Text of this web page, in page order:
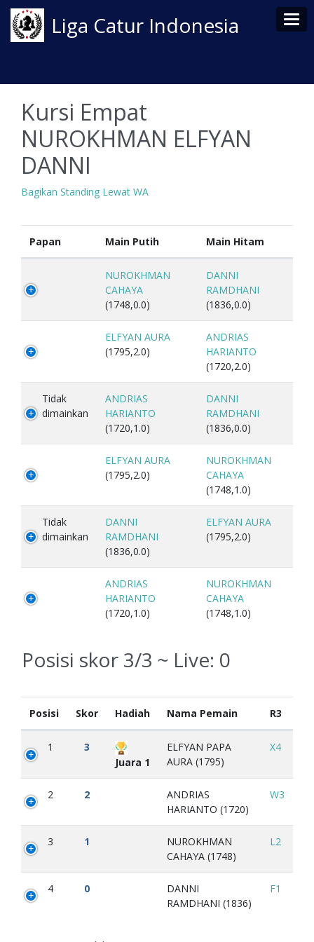
Liga Catur Indonesia
Kursi Empat
NUROKHMAN ELFYAN
DANNI
Bagikan Standing Lewat WA
Papan Main Putih Main Hitam
NUROKHMAN
CAHAYA
(1748,0.0)
DANNI
RAMDHANI
(1836,0.0)
ELFYAN AURA
(1795,2.0)
ANDRIAS
HARIANTO
(1720,2.0)
Tidak
dimainkan
ANDRIAS
HARIANTO
(1720,1.0)
DANNI
RAMDHANI
(1836,0.0)
ELFYAN AURA
(1795,2.0)
NUROKHMAN
CAHAYA
(1748,1.0)
Tidak
dimainkan
DANNI
RAMDHANI
(1836,0.0)
ELFYAN AURA
(1795,2.0)
ANDRIAS
HARIANTO
(1720,1.0)
NUROKHMAN
CAHAYA
(1748,1.0)
Posisi skor 3/3 ~ Live: 0
Posisi Skor Hadiah Nama Pemain R3
1
3
Juara 1
ELFYAN PAPA
AURA (1795)
X4
2 2
ANDRIAS
HARIANTO (1720)
W3
3 1
NUROKHMAN
CAHAYA (1748)
L2
4 0
DANNI
RAMDHANI (1836)
F1